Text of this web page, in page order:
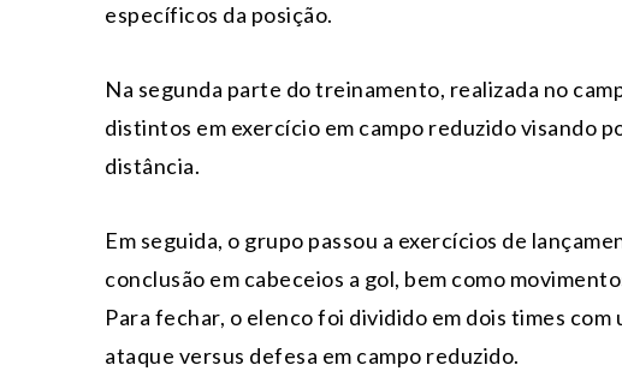
específicos da posição.
Na segunda parte do treinamento, realizada no
distintos em exercício em campo reduzido visando
distância.
Em seguida, o grupo passou a exercícios de
conclusão em cabeceios a gol, bem como
Para fechar, o elenco foi dividido em dois times
ataque versus defesa em campo reduzido.